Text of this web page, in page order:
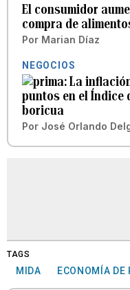
El consumidor
compra de
Por Marian Díaz
NEGOCIOS
La
puntos en el Índice
boricua
Por José Orlando
TAGS
MIDA ECONOMÍA DE